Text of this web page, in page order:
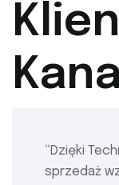
“Dzięki
sprzedaż